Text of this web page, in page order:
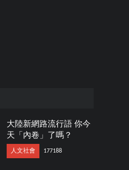
大陸新網路流行語 你今
天「內卷」了嗎？
人文社會 177188